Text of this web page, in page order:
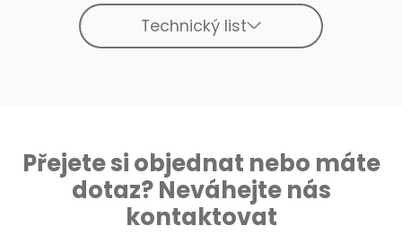
Technický list
Přejete si objednat nebo máte
dotaz? Neváhejte nás
kontaktovat